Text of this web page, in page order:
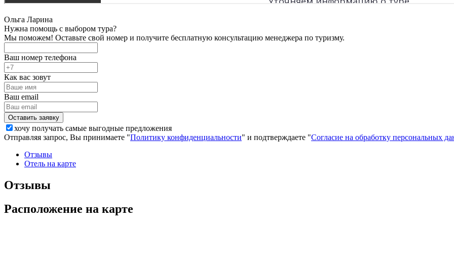
Ольга Ларина
Нужна помощь с выбором тура?
Мы поможем! Оставьте свой номер и получите бесплатную консультацию менеджера по туризму.
Ваш номер телефона
Как вас зовут
Ваш email
хочу получать самые выгодные предложения
Отправляя запрос, Вы принимаете "Политику конфиденциальности" и подтверждаете "Согласие на обработку персональных
Отзывы
Отель на карте
Отзывы
Расположение на карте